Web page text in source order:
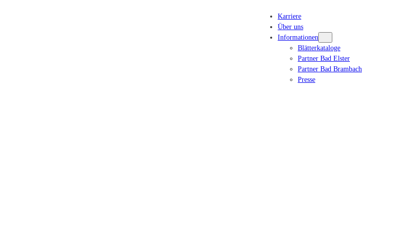
Karriere
Über uns
Informationen
Blätterkataloge
Partner Bad Elster
Partner Bad Brambach
Presse